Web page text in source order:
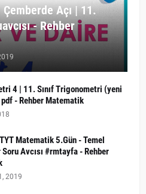
Açı | 11.
- Rehber
4 | 11. Sınıf Trigonometri (yeni
- Rehber Matematik
Matematik 5.Gün - Temel
Avcısı #rmtayfa - Rehber
2019